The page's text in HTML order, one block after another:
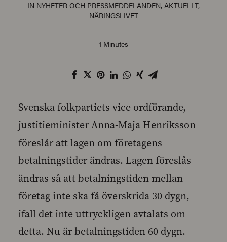
IN NYHETER OCH PRESSMEDDELANDEN, AKTUELLT,
NÄRINGSLIVET
1 Minutes
Svenska folkpartiets vice ordförande,
justitieminister Anna-Maja Henriksson
föreslår att lagen om företagens
betalningstider ändras. Lagen föreslås
ändras så att betalningstiden mellan
företag inte ska få överskrida 30 dygn,
ifall det inte uttryckligen avtalats om
detta. Nu är betalningstiden 60 dygn.